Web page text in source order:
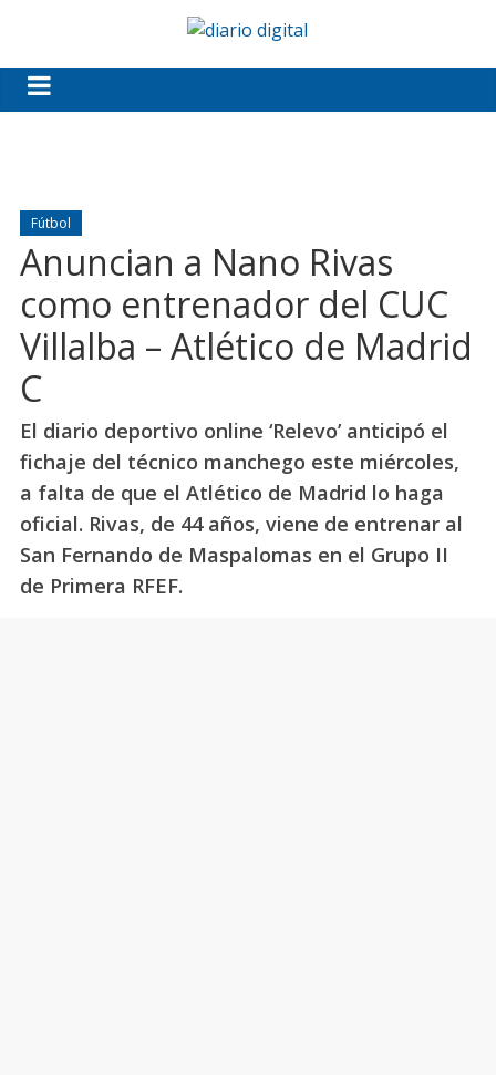
Fútbol
Anuncian a Nano Rivas
como entrenador del CUC
Villalba – Atlético de Madrid
C
El diario deportivo online ‘Relevo’ anticipó el
fichaje del técnico manchego este miércoles,
a falta de que el Atlético de Madrid lo haga
oficial. Rivas, de 44 años, viene de entrenar al
San Fernando de Maspalomas en el Grupo II
de Primera RFEF.